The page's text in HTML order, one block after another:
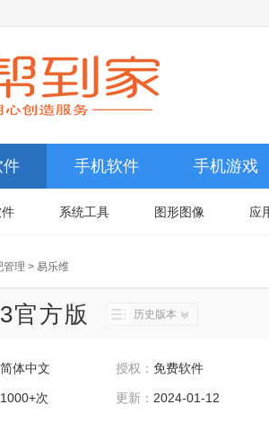
件 手机软件 手机游戏
系统工具 图形图像 应
管理 > 易乐维
官方版 历史版本
简体中文 授权：免费软件
1000+次 更新： 2024-01-12